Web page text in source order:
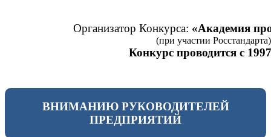
Организатор Конкурса: «Академия
(при участии Росстандарта)
Конкурс проводится с
ВНИМАНИЮ РУКОВОДИТЕЛЕЙ
ПРЕДПРИЯТИЙ